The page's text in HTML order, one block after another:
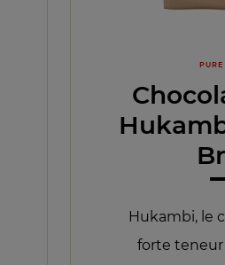
Hukambi, le
forte teneur